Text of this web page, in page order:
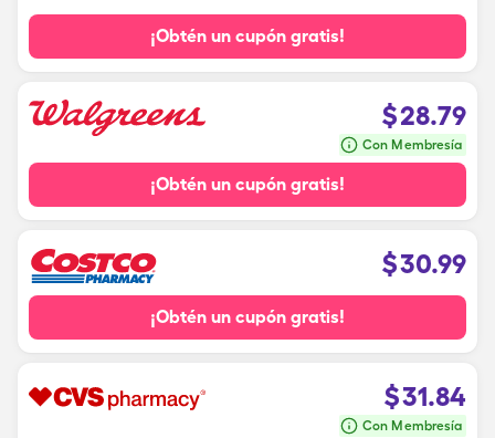
¡Obtén un cupón gratis!
$28.79
Con Membresía
¡Obtén un cupón gratis!
$30.99
¡Obtén un cupón gratis!
$31.84
Con Membresía